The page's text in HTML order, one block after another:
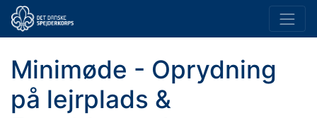
Minimøde - Oprydning
på lejrplads &